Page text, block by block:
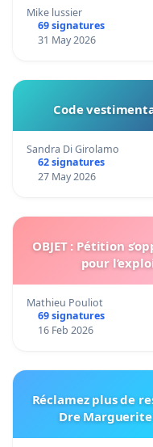
Mike lussier
69 signatures
31 May 2026
Code
Sandra Di Girolamo
62 signatures
27 May 2026
OBJET : Pétition
pour
Mathieu Pouliot
69 signatures
16 Feb 2026
Réclamez plus de
Dre